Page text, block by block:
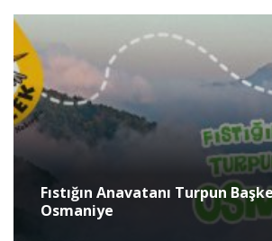
Fıstığın Anavatanı Turpun
Osmaniye